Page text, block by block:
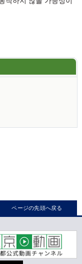
ページの先頭へ戻る